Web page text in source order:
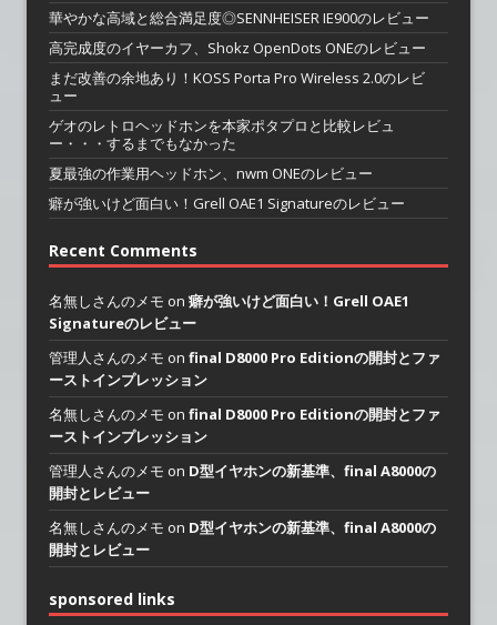
華やかな高域と総合満足度◎SENNHEISER IE900のレビュー
高完成度のイヤーカフ、Shokz OpenDots ONEのレビュー
まだ改善の余地あり！KOSS Porta Pro Wireless 2.0のレビ
ュー
ゲオのレトロヘッドホンを本家ポタプロと比較レビュ
ー・・・するまでもなかった
夏最強の作業用ヘッドホン、nwm ONEのレビュー
癖が強いけど面白い！Grell OAE1 Signatureのレビュー
Recent Comments
名無しさんのメモ on 癖が強いけど面白い！Grell OAE1
Signatureのレビュー
管理人さんのメモ on final D8000 Pro Editionの開封とファ
ーストインプレッション
名無しさんのメモ on final D8000 Pro Editionの開封とファ
ーストインプレッション
管理人さんのメモ on D型イヤホンの新基準、final A8000の
開封とレビュー
名無しさんのメモ on D型イヤホンの新基準、final A8000の
開封とレビュー
sponsored links